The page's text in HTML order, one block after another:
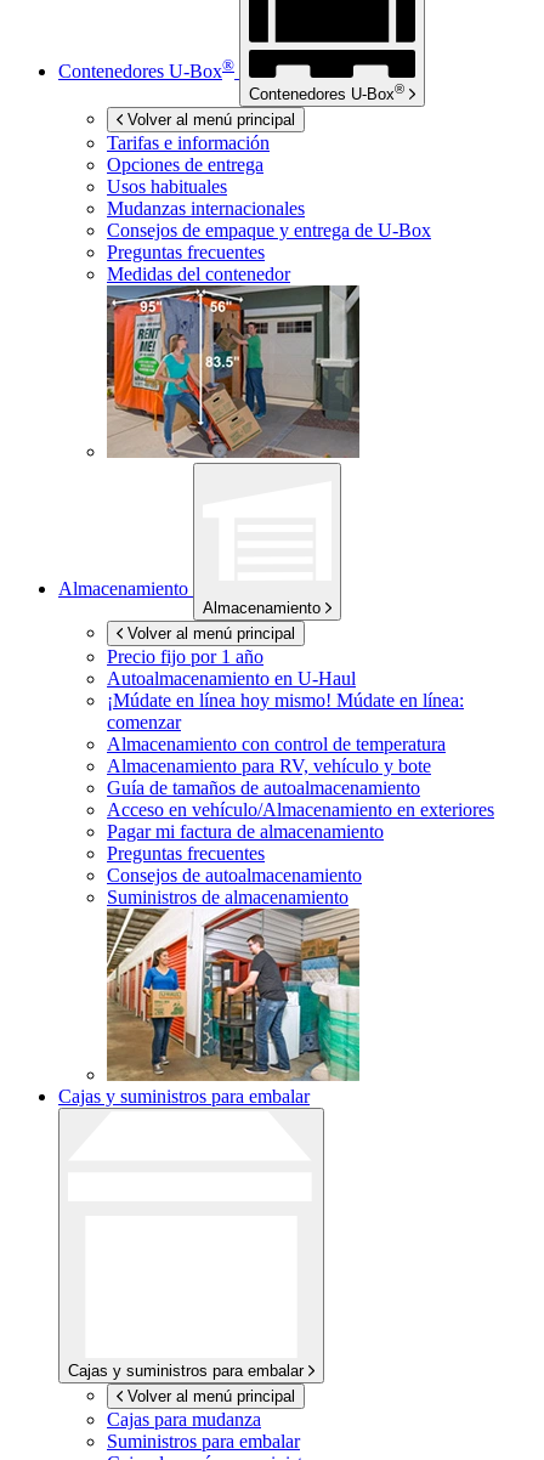
Contenedores U-Box®
Contenedores U-Box®
Volver al menú principal
Tarifas e información
Opciones de entrega
Usos habituales
Mudanzas internacionales
Consejos de empaque y entrega de U-Box
Preguntas frecuentes
Medidas del contenedor
Almacenamiento
Almacenamiento
Volver al menú principal
Precio fijo por 1 año
Autoalmacenamiento en U-Haul
¡Múdate en línea hoy mismo! Múdate en línea:
comenzar
Almacenamiento con control de temperatura
Almacenamiento para RV, vehículo y bote
Guía de tamaños de autoalmacenamiento
Acceso en vehículo/Almacenamiento en exteriores
Pagar mi factura de almacenamiento
Preguntas frecuentes
Consejos de autoalmacenamiento
Suministros de almacenamiento
Cajas y suministros para embalar
Cajas y suministros para embalar
Volver al menú principal
Cajas para mudanza
Suministros para embalar